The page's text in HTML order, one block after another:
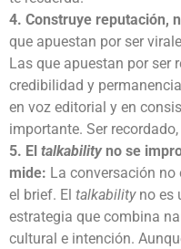
4. Construye reputación,
que apuestan por ser
Las que apuestan por ser
credibilidad y
en voz editorial y en
importante. Ser recordado,
5. El talkability no se
mide: La conversación
el brief. El talkability no es
estrategia que combina
cultural e intención.